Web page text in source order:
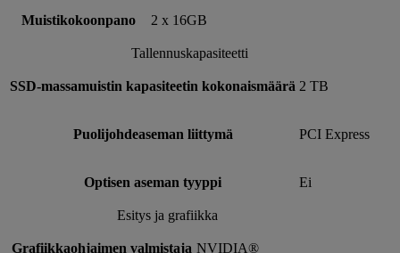
Muistikokoonpano 2 x 16GB
Tallennuskapasiteetti
SSD-massamuistin kapasiteetin kokonaismäärä 2 TB
Puolijohdeaseman liittymä PCI Express
Optisen aseman tyyppi Ei
Esitys ja grafiikka
Grafiikkaohjaimen valmistaja NVIDIA®